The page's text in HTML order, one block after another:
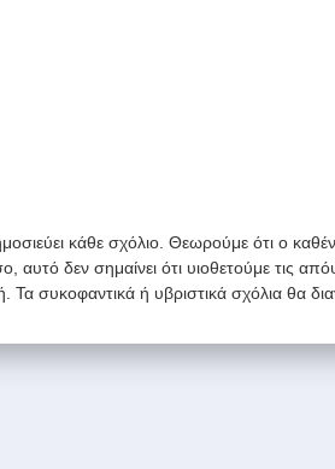
κάθε σχόλιο. Θεωρούμε ότι ο
αυτό δεν σημαίνει ότι υιοθετούμε τις
Τα συκοφαντικά ή υβριστικά σχόλια θα